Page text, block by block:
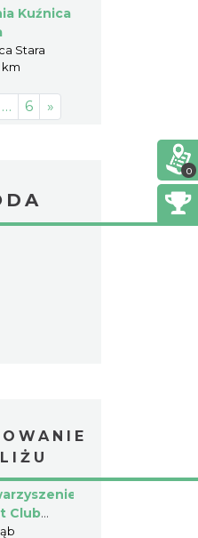
Kuźnica
Stara
km
… 6 »
Club
Drakkar -
0